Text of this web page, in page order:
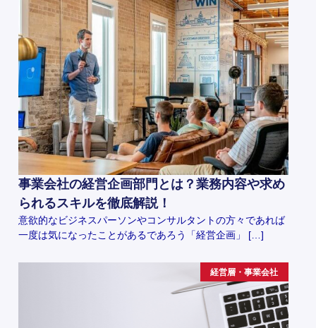
事業会社の経営企画部門とは？業務内容や求め
られるスキルを徹底解説！
意欲的なビジネスパーソンやコンサルタントの方々であれば
一度は気になったことがあるであろう「経営企画」 […]
経営層・事業会社